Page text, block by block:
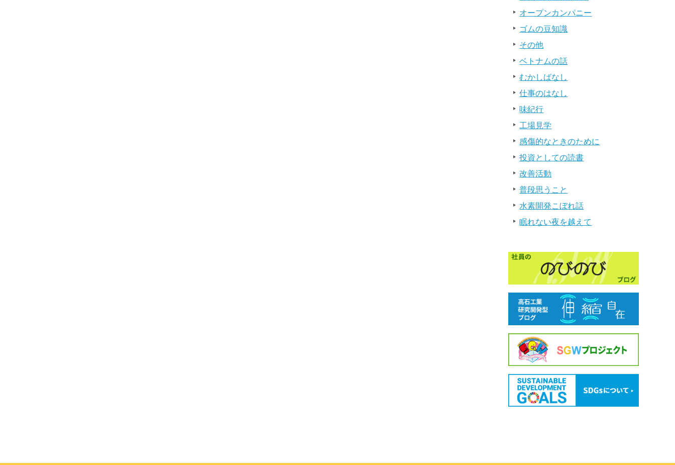
オープンカンパニー
ゴムの豆知識
その他
ベトナムの話
むかしばなし
仕事のはなし
味紀行
工場見学
感傷的なときのために
投資としての読書
改善活動
普段思うこと
水素開発こぼれ話
眠れない夜を越えて